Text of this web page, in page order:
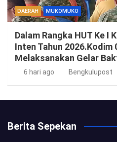
DAERAH MUKOMUKO
Dalam Rangka HUT Ke I
Inten Tahun 2026.Kodim
Melaksanakan Gelar
6 hari ago Bengkulupost
Berita Sepekan